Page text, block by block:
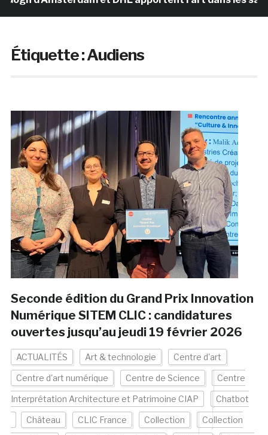
Étiquette :Audiens
Seconde édition du Grand Prix Innovation
Numérique SITEM CLIC : candidatures
ouvertes jusqu’au jeudi 19 février 2026
ACTUALITÉS Art & technologie Centre d'art
Centre d'art numérique Centre de Science Centre
Interprétation Architecture et Patrimoine CIAP Chatbot
Château CLIC France Collection Collection